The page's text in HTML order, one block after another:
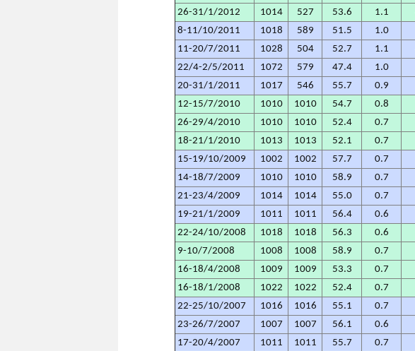
26-31/1/2012
1014 527 53.6 1.1
8-11/10/2011
1018 589 51.5 1.0
11-20/7/2011
1028 504 52.7 1.1
22/4-2/5/2011
1072 579 47.4 1.0
20-31/1/2011
1017 546 55.7 0.9
12-15/7/2010
1010 1010 54.7 0.8
26-29/4/2010
1010 1010 52.4 0.7
18-21/1/2010
1013 1013 52.1 0.7
15-19/10/2009
1002 1002 57.7 0.7
14-18/7/2009
1010 1010 58.9 0.7
21-23/4/2009
1014 1014 55.0 0.7
19-21/1/2009
1011 1011 56.4 0.6
22-24/10/2008
1018 1018 56.3 0.6
9-10/7/2008
1008 1008 58.9 0.7
16-18/4/2008
1009 1009 53.3 0.7
16-18/1/2008
1022 1022 52.4 0.7
22-25/10/2007
1016 1016 55.1 0.7
23-26/7/2007
1007 1007 56.1 0.6
17-20/4/2007
1011 1011 55.7 0.7